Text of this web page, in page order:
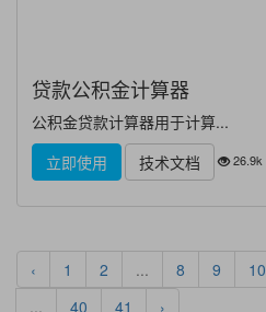
贷款公积金计算器
公积金贷款计算器用于计算...
立即使用
技术文档 26.9k
‹ 1 2 ... 8 9 10
...
40 41 ›